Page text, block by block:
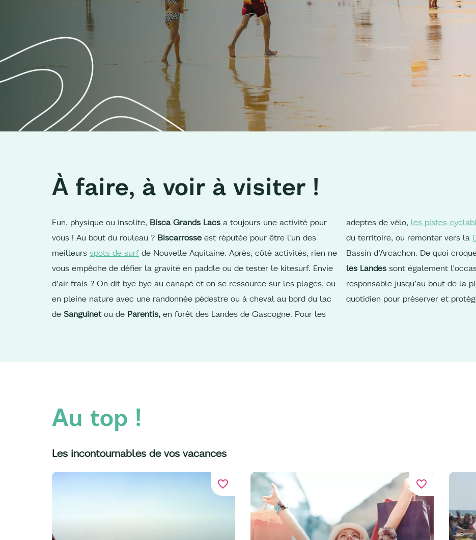
À faire, à voir à visiter !
Fun, physique ou insolite, Bisca Grands Lacs a toujours une activité pour
vous ! Au bout du rouleau ? Biscarrosse est réputée pour être l'un des
meilleurs spots de surf de Nouvelle Aquitaine. Après, côté activités, rien ne
vous empêche de défier la gravité en paddle ou de tester le kitesurf. Envie
d’air frais ? On dit bye bye au canapé et on se ressource sur les plages, ou
en pleine nature avec une randonnée pédestre ou à cheval au bord du lac
de Sanguinetou de Parentis, en forêt des Landes de Gascogne. Pour les
adeptes de vélo, les pistes
du territoire, ou remonter vers la
Bassin d’Arcachon. De quoi
les Landes sont également
responsable jusqu’au bout de la
quotidien pour préserver et
Au top !
Les incontournables de vos vacances
favorite_border favorite_border